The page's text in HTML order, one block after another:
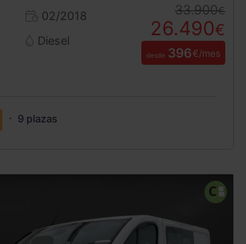
02/2018
Diesel
33.900€
26.490€
desde 396€/mes
9 plazas